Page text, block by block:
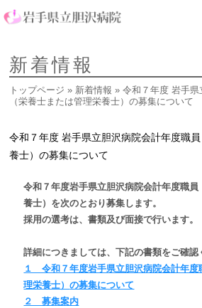
新着情報
トップページ » 新着情報 » 令和７年度 岩手県
（栄養士または管理栄養士）の募集について
令和７年度 岩手県立胆沢病院会計年度職
養士）の募集について
令和７年度岩手県立胆沢病院会計年度職員
養士） を次のとおり募集します。
採用の選考は、書類及び面接で行います。
詳細につきましては、下記の書類をご確認
１ 令和７年度岩手県立胆沢病院会計年度
理栄養士）の募集について
２ 募集案内